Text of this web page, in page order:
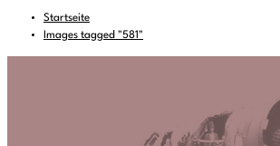
Startseite
Images tagged "581"